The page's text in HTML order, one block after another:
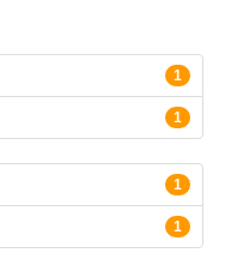
1
1
1
1